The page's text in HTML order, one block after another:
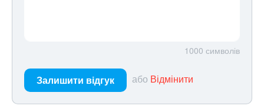
1000 символів
Залишити відгук або Відмінити